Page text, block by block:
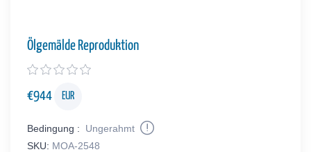
Ölgemälde Reproduktion
€944 EUR
Bedingung :
Ungerahmt
SKU: MOA-2548